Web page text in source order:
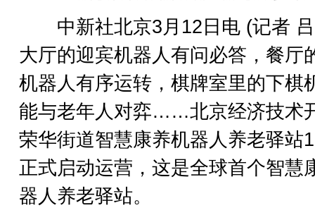
中新社北京3月12日电 (记者
大厅的迎宾机器人有问必答，餐厅
机器人有序运转，棋牌室里的下棋
能与老年人对弈……北京经济技术
荣华街道智慧康养机器人养老驿站
正式启动运营，这是全球首个智慧
器人养老驿站。